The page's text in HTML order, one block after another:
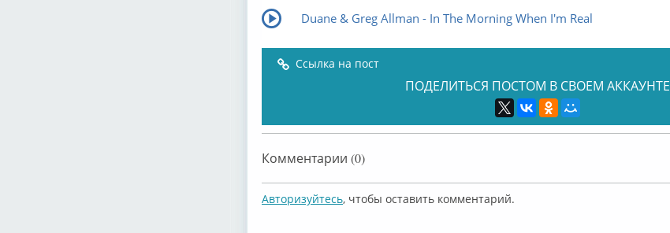
Duane & Greg Allman - In The Morning When I'm Real
Ссылка на пост
ПОДЕЛИТЬСЯ ПОСТОМ В СВОЕМ АККАУНТЕ
Комментарии (0)
Авторизуйтесь, чтобы оставить комментарий.